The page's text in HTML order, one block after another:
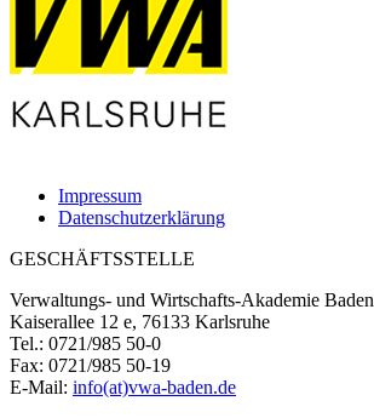
Impressum
Datenschutzerklärung
GESCHÄFTSSTELLE
Verwaltungs- und Wirtschafts-Akademie Baden
Kaiserallee 12 e, 76133 Karlsruhe
Tel.: 0721/985 50-0
Fax: 0721/985 50-19
E-Mail: info(at)vwa-baden.de